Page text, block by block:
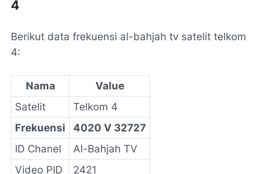
4
Berikut data frekuensi al-bahjah tv satelit telkom
4:
Nama
Value
Satelit
Telkom 4
Frekuensi
4020 V 32727
ID Chanel
Al-Bahjah TV
Video PID
2421